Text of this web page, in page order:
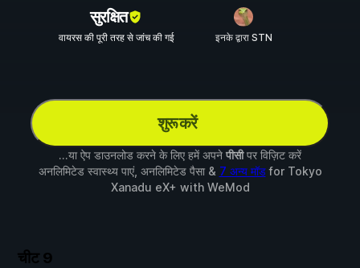
सुरक्षित
वायरस की पूरी तरह से जांच की गई इनके द्वारा STN
शुरू करें
...या ऐप डाउनलोड करने के लिए हमें अपने पीसीपर विज़िट करें
अनलिमिटेड स्वास्थ्य पाएं, अनलिमिटेड पैसा & 7 अन्य मॉडfor Tokyo
Xanadu eX+ with WeMod
चीट 9